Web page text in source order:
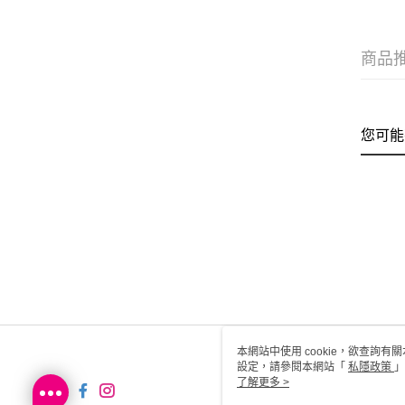
商品
您可
本網站中使用 cookie，欲查詢有
設定，請參閱本網站「 私隱政策
用 cookie。
了解更多 >